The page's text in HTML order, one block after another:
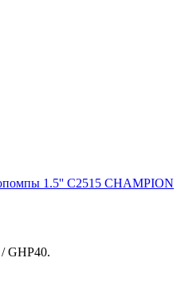
1.5'' C2515 CHAMPION
GHP40.